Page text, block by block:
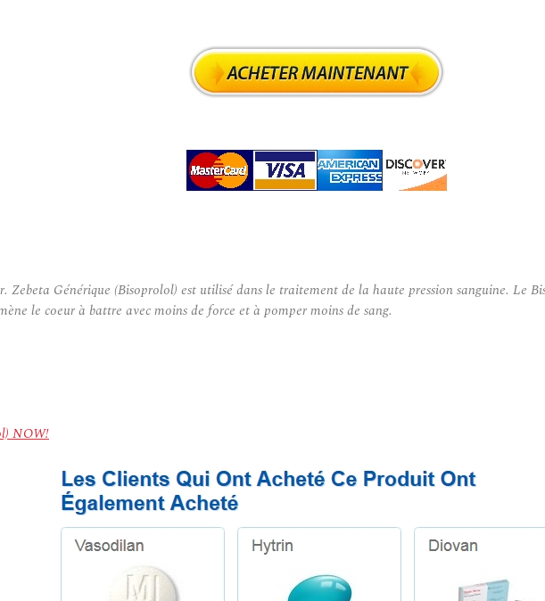
Zebeta Générique (Bisoprolol) est utilisé dans le traitement de la haute pression sanguine.
le coeur à battre avec moins de force et à pomper moins de sang.
NOW!